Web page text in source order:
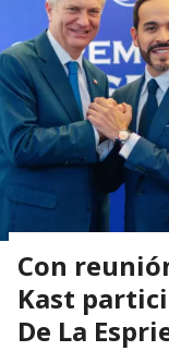
Con
Kast
De La